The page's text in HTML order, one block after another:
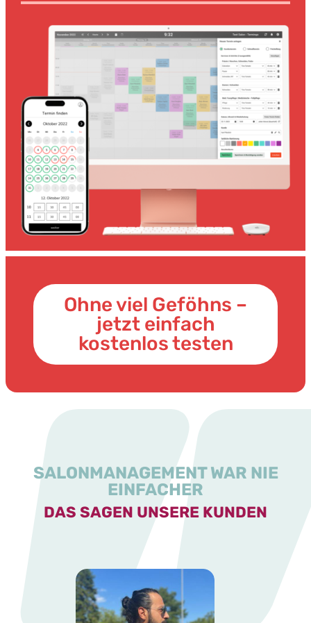
Ohne viel Geföhns –
jetzt einfach
kostenlos testen
SALONMANAGEMENT WAR NIE
EINFACHER
DAS SAGEN UNSERE KUNDEN